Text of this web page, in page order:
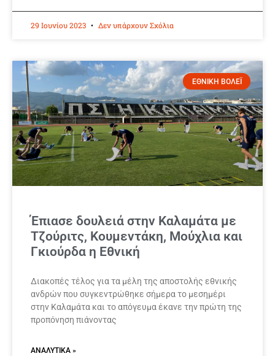
29 Ιουνίου 2023 Δεν υπάρχουν Σχόλια
ΕΘΝΙΚΗ ΒΟΛΕΪ
Έπιασε δουλειά στην Καλαμάτα με
Τζούριτς, Κουμεντάκη, Μούχλια και
Γκιούρδα η Εθνική
Διακοπές τέλος για τα μέλη της αποστολής εθνικής
ανδρών που συγκεντρώθηκε σήμερα το μεσημέρι
στην Καλαμάτα και το απόγευμα έκανε την πρώτη της
προπόνηση πιάνοντας
ΑΝΑΛΥΤΙΚΆ »